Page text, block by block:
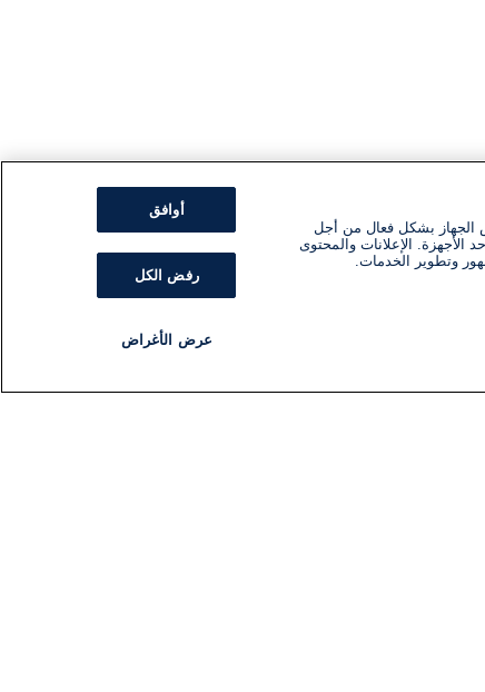
الجهاز بشكل فعال من أجل
الأجهزة. الإعلانات والمحتوى
وتطوير الخدمات.
أوافق
رفض الكل
عرض الأغراض